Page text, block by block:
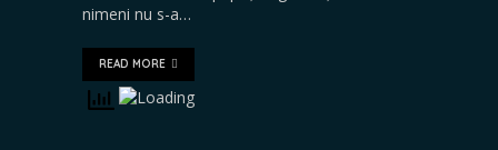
nimeni nu s-a…
READ MORE